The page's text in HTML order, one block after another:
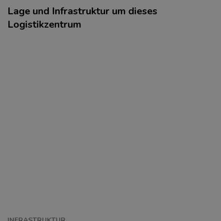
Lage und Infrastruktur um dieses
Logistikzentrum